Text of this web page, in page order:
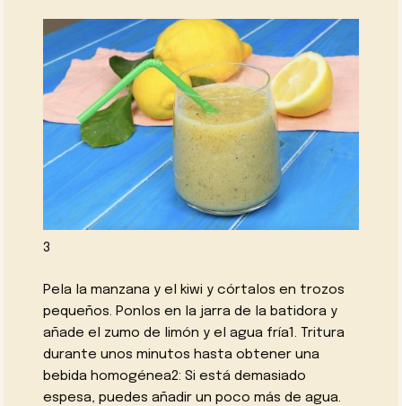
3
Pela la manzana y el kiwi y córtalos en trozos
pequeños. Ponlos en la jarra de la batidora y
añade el zumo de limón y el agua fría1. Tritura
durante unos minutos hasta obtener una
bebida homogénea2: Si está demasiado
espesa, puedes añadir un poco más de agua.